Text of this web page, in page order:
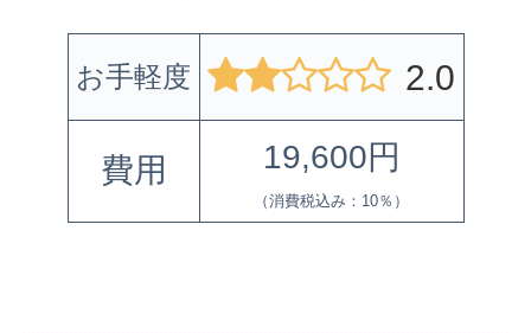
お手軽度 2.0
費用 19,600円
（消費税込み：10％）